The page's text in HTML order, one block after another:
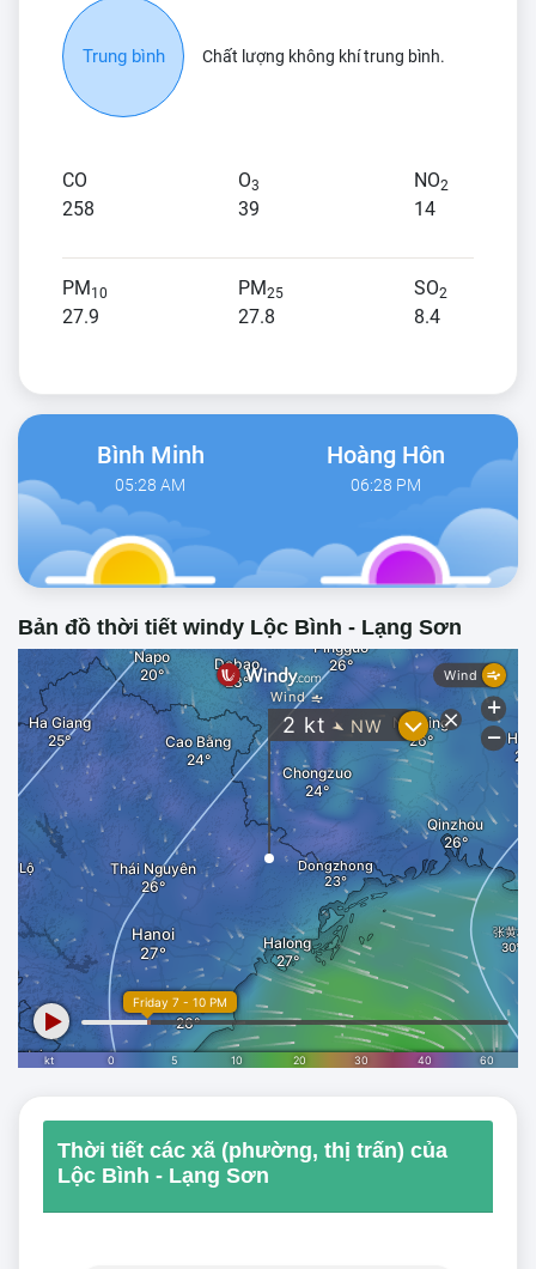
Trung bình Chất lượng không khí trung bình.
CO
258
O3
39
NO2
14
PM10
27.9
PM25
27.8
SO2
8.4
Bình Minh
05:28 AM
Hoàng Hôn
06:28 PM
Bản đồ thời tiết windy Lộc Bình - Lạng Sơn
Thời tiết các xã (phường, thị trấn) của
Lộc Bình - Lạng Sơn